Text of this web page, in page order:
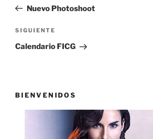
entradas
anterior:
Nuevo Photoshoot
Siguiente
entrada
SIGUIENTE
Calendario FICG
BIENVENIDOS